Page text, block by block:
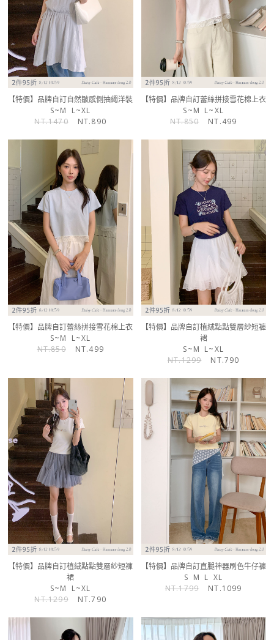
【特價】品牌自訂自然皺感側抽繩洋裝
S~M
L~XL
NT.1470
NT.890
【特價】品牌自訂蕾絲拼接雪花棉上衣
S~M L~XL
NT.850
NT.499
【特價】品牌自訂蕾絲拼接雪花棉上衣
S~M
L~XL
NT.850
NT.499
【特價】品牌自訂植絨點點雙層紗短褲
裙
S~M L~XL
NT.1299
NT.790
【特價】品牌自訂植絨點點雙層紗短褲
裙
S~M
L~XL
NT.1299
NT.790
【特價】品牌自訂直腿神器刷色牛仔褲
S M L XL
NT.1799
NT.1099